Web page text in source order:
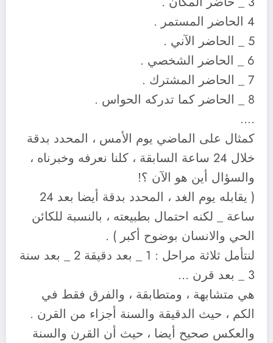
4 الحاضر المستمر .
5 _ الحاضر الآني .
6 _ الحاضر الشخصي .
7 _ الحاضر المشترك .
8 _ الحاضر كما تدركه الحواس .
….
كمثال على الماضي يوم الأمس ، المحدد بدقة
خلال 24 ساعة السابقة ، كلنا نعرفه وخبرناه ،
والسؤال أين هو الآن ؟!
( يقابله يوم الغد ، المحدد بدقة أيضا بعد 24
ساعة _ لكنه احتمال بطبيعته ، بالنسبة للكائن
الحي والانسان بوضوح أكبر ) .
لنتأمل ثلاثة مراحل : 1 _ بعد دقيقة 2 _ بعد سنة
3 _ بعد قرن …
هي متشابهة ، ومتطابقة ، والفرق فقط في
الكم ، حيث الدقيقة والسنة أجزاء من القرن .
والعكس صحيح أيضا ، حيث أن القرن والسنة